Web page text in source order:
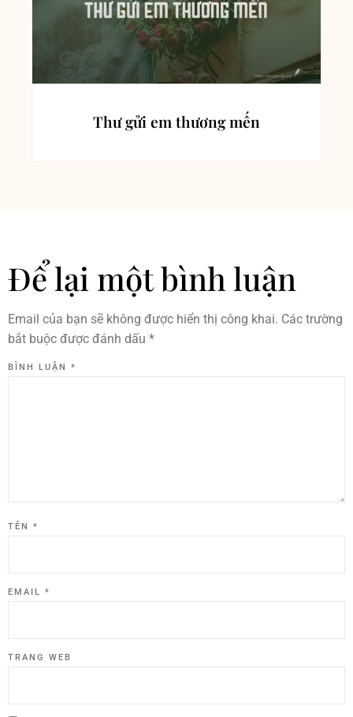
Thư gửi em thương mến
Để lại một bình luận
Email của bạn sẽ không được hiển thị công khai. Các trường
bắt buộc được đánh dấu *
BÌNH LUẬN *
TÊN *
EMAIL *
TRANG WEB